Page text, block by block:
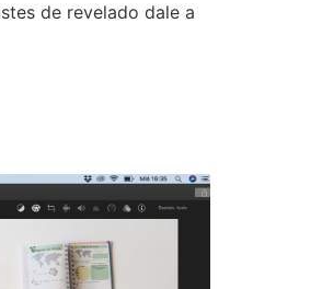
de revelado dale a